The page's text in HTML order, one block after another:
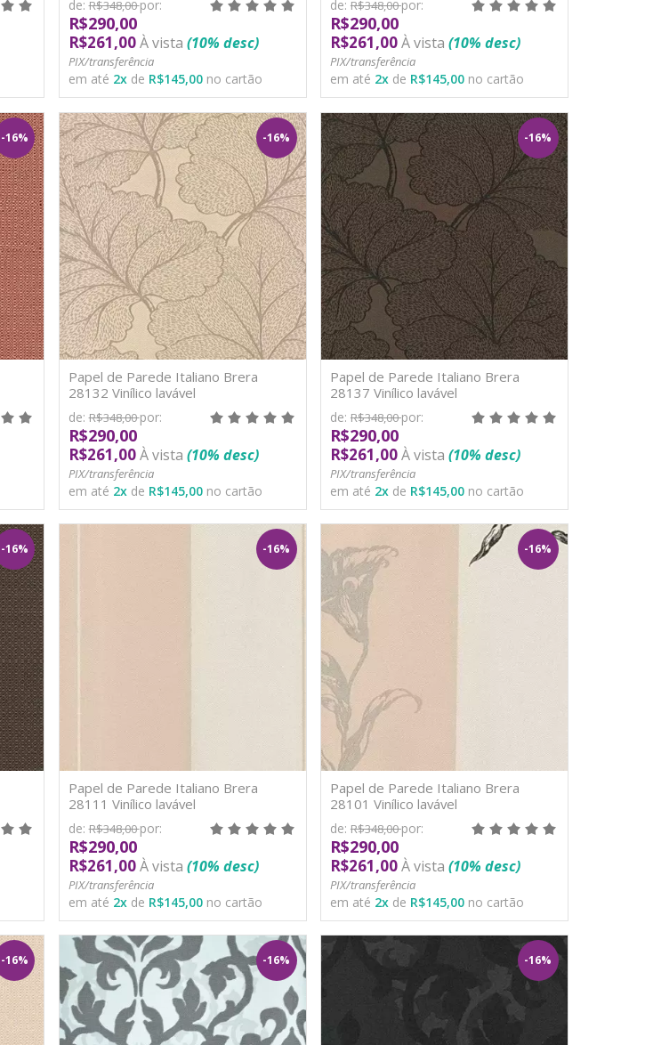
de: R$348,00por:
R$290,00
R$261,00 À vista (10% desc)
PIX/transferência
em até 2xde R$145,00no cartão
de: R$348,00por:
R$290,00
R$261,00À vista (10% desc)
PIX/transferência
em até 2xde R$145,00no cartão
-16% -16%
Papel de Parede Italiano Brera
28132 Vinílico lavável
de: R$348,00por:
R$290,00
R$261,00 À vista (10% desc)
PIX/transferência
em até 2xde R$145,00no cartão
-16%
Papel de Parede Italiano Brera
28137 Vinílico lavável
de: R$348,00por:
R$290,00
R$261,00À vista (10% desc)
PIX/transferência
em até 2xde R$145,00no cartão
-16% -16%
Papel de Parede Italiano Brera
28111 Vinílico lavável
de: R$348,00por:
R$290,00
R$261,00 À vista (10% desc)
PIX/transferência
em até 2xde R$145,00no cartão
-16%
Papel de Parede Italiano Brera
28101 Vinílico lavável
de: R$348,00por:
R$290,00
R$261,00À vista (10% desc)
PIX/transferência
em até 2xde R$145,00no cartão
-16% -16% -16%